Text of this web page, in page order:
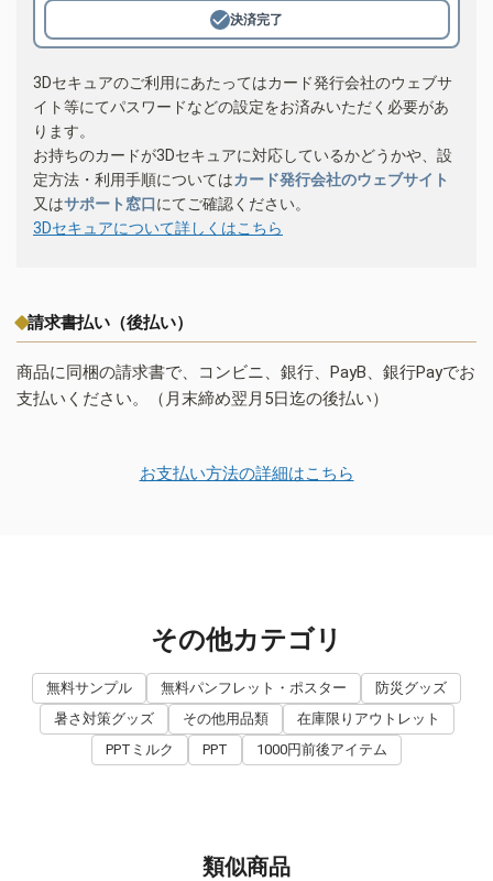
決済完了
3Dセキュアのご利用にあたってはカード発行会社のウェブサ
イト等にてパスワードなどの設定をお済みいただく必要があ
ります。
お持ちのカードが3Dセキュアに対応しているかどうかや、設
定方法・利用手順についてはカード発行会社のウェブサイト
又はサポート窓口にてご確認ください。
3Dセキュアについて詳しくはこちら
請求書払い（後払い）
商品に同梱の請求書で、コンビニ、銀行、PayB、銀行Payでお
支払いください。（月末締め翌月5日迄の後払い）
お支払い方法の詳細はこちら
その他カテゴリ
無料サンプル 無料パンフレット・ポスター
防災グッズ
暑さ対策グッズ
その他用品類
在庫限りアウトレット
PPTミルク
PPT 1000円前後アイテム
類似商品